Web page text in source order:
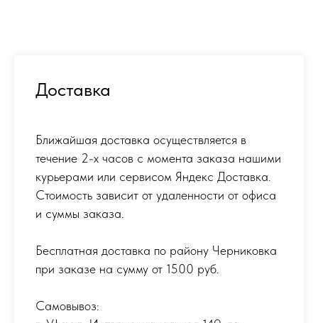
Доставка
Ближайшая доставка осуществляется в
течение 2-х часов с момента заказа нашими
курьерами или сервисом Яндекс Доставка.
Стоимость зависит от удаленности от офиса
и суммы заказа.
Бесплатная доставка по району Черниковка
при заказе на сумму от 1500 руб.
Самовывоз: